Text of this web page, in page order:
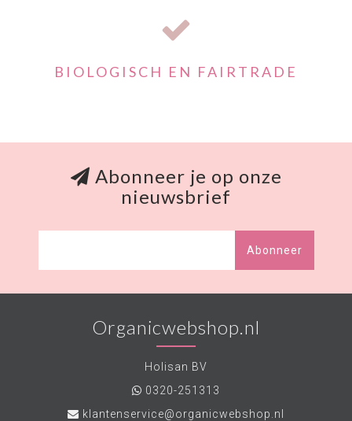
BIOLOGISCH EN FAIRTRADE
Abonneer je op onze
nieuwsbrief
Abonneer
Organicwebshop.nl
Holisan BV
0320-251313
klantenservice@organicwebshop.nl